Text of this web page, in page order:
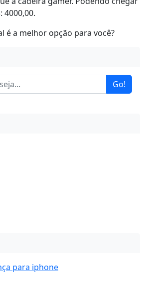
4000,00.
é a melhor opção para você?
Go!
para iphone